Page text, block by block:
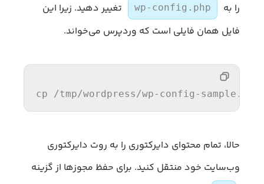
را به
wp-config.php
تغییر دهید. زیرا این
فایل همان فایلی است که وردپرس می‌خواند.
cp /tmp/wordpress/wp-config-
حالا، تمام محتوای دایرکتوری را به روت دایرکتوری
وب‌سایت خود منتقل کنید. برای حفظ مجوزها از گزینه